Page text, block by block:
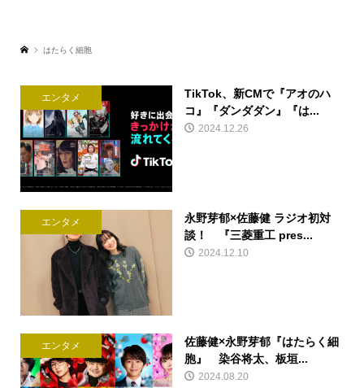
はたらく細胞
エンタメ
TikTok、新CMで『アオのハ
コ』『ダンダダン』『は...
2024.12.26
エンタメ
永野芽郁×佐藤健 ラジオ初対
談！ 『三菱重工 pres...
2024.12.10
エンタメ
佐藤健×永野芽郁『はたらく細
胞』 染谷将太、板垣...
2024.08.20